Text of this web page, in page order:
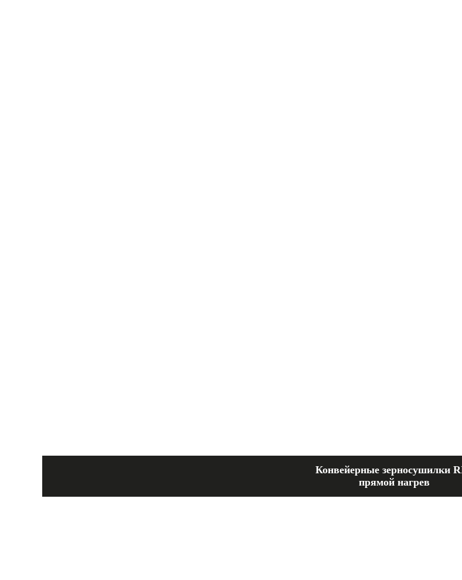
Конвейерные зерносушилки
прямой нагрев